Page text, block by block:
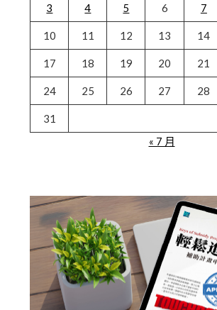
3 4 5 6 7
10 11 12 13 14
17 18 19 20 21
24 25 26 27 28
31
« 7 月